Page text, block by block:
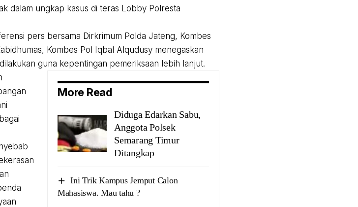
dalam ungkap kasus di teras Lobby Polresta
pers bersama Dirkrimum Polda Jateng, Kombes
Kombes Pol Iqbal Alqudusy menegaskan
guna kepentingan pemeriksaan lebih lanjut.
More Read
Diduga Edarkan Sabu,
Anggota Polsek
Semarang Timur
Ditangkap
Ini Trik Kampus Jemput Calon
Mahasiswa. Mau tahu ?